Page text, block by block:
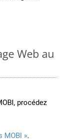
Web au
procédez
MOBI ».